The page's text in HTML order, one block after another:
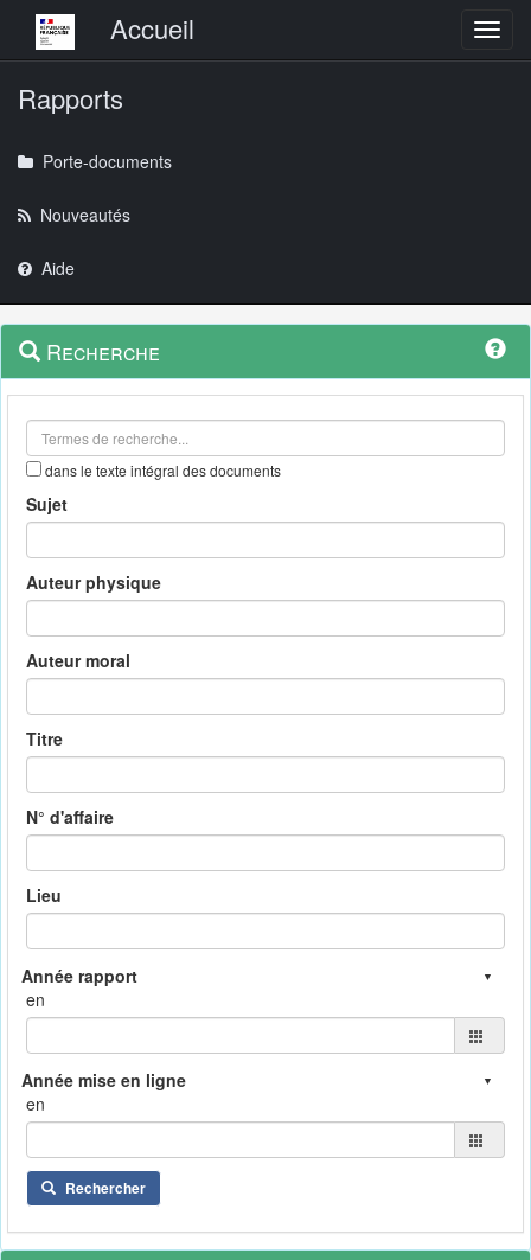
Menu principalAccueil
Rapports
Porte-documents
Nouveautés
Aide
Navigation
outils
Menu
contextuel
Recherche
dans le texte intégral des documents
Sujet
Auteur physique
Auteur moral
Titre
N° d'affaire
Lieu
en
en
Rechercher